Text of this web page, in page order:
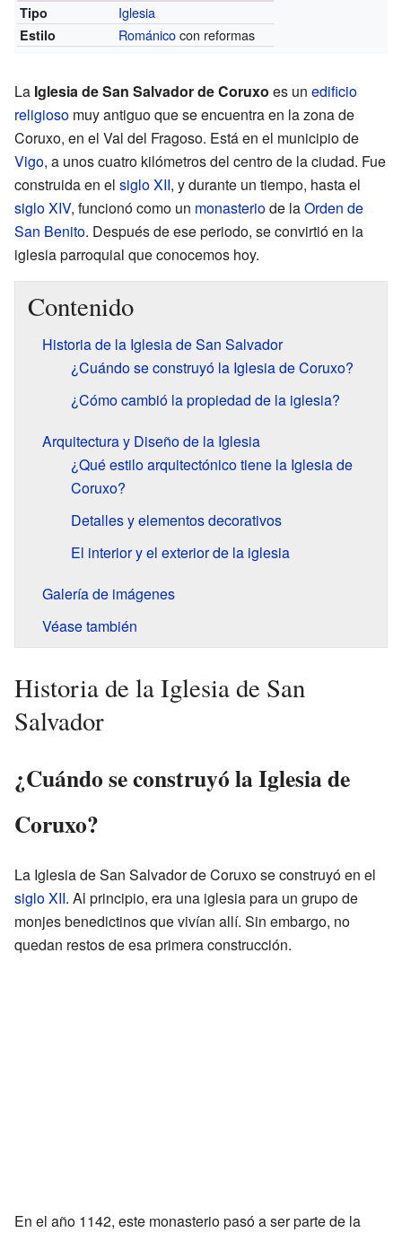
Tipo
Iglesia
Estilo Románicocon reformas
La Iglesia de San Salvador de Coruxo es un edificio
religioso muy antiguo que se encuentra en la zona de
Coruxo, en el Val del Fragoso. Está en el municipio de
Vigo, a unos cuatro kilómetros del centro de la ciudad. Fue
construida en el siglo XII, y durante un tiempo, hasta el
siglo XIV, funcionó como un monasteriode laOrden de
San Benito. Después de ese periodo, se convirtió en la
iglesia parroquial que conocemos hoy.
Contenido
Historia de la Iglesia de San Salvador
¿Cuándo se construyó la Iglesia de Coruxo?
¿Cómo cambió la propiedad de la iglesia?
Arquitectura y Diseño de la Iglesia
¿Qué estilo arquitectónico tiene la Iglesia de
Coruxo?
Detalles y elementos decorativos
El interior y el exterior de la iglesia
Galería de imágenes
Véase también
Historia de la Iglesia de San
Salvador
¿Cuándo se construyó la Iglesia de
Coruxo?
La Iglesia de San Salvador de Coruxo se construyó en el
siglo XII. Al principio, era una iglesia para un grupo de
monjes benedictinos que vivían allí. Sin embargo, no
quedan restos de esa primera construcción.
En el año 1142, este monasterio pasó a ser parte de la